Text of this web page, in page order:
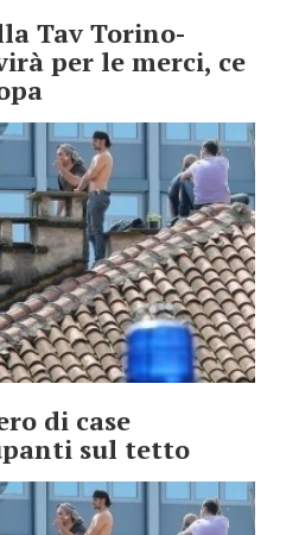
Tav Torino-
per le merci, ce
di case
sul tetto